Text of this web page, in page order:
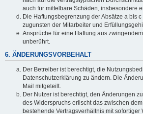
auch für mittelbare Schäden, insbesondere
Die Haftungsbegrenzung der Absätze a bis
zugunsten der Mitarbeiter und
Ansprüche für eine Haftung aus
unberührt.
6. ÄNDERUNGSVORBEHALT
Der Betreiber ist berechtigt, die
Datenschutzerklärung zu ändern. Die
Mail mitgeteilt.
Der Nutzer ist berechtigt, den Änderungen
des Widerspruchs erlischt das zwischen
bestehende Vertragsverhältnis mit sofortiger